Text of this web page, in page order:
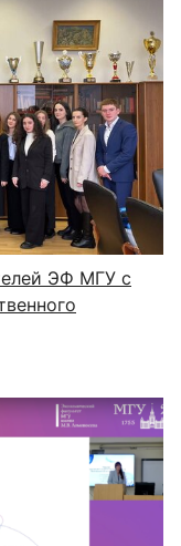
ЭФ МГУ с